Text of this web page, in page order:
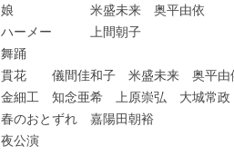
娘 米盛未来 奥平由依
ハーメー 上間朝子
舞踊
貫花 儀間佳和子 米盛未来 奥平由
金細工 知念亜希 上原崇弘 大城常政
春のおとずれ 嘉陽田朝裕
夜公演